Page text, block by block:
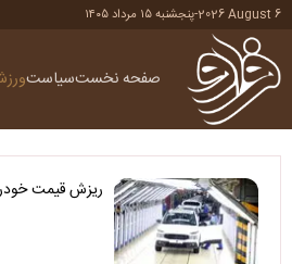
2026 August 6
-پنجشنبه ۱۵ مرداد ۱۴۰۵
صفحه نخستسیاست
ریزش قیمت